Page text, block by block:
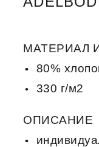
МАТЕРИАЛ
80%
330 г/м2
ОПИСАНИЕ